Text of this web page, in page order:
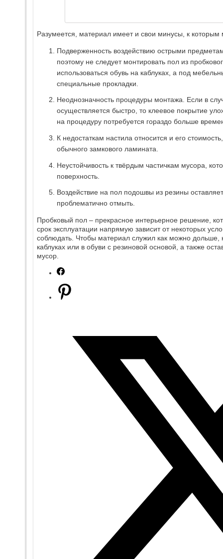
Разумеется, материал имеет и свои минусы, к которым
Подверженность воздействию острыми
поэтому не следует монтировать пол из
использоваться обувь на каблуках, а под
специальные прокладки.
Неоднозначность процедуры монтажа. Если в
осуществляется быстро, то клеевое покрытие
на процедуру потребуется гораздо больше
К недостаткам настила относится и его
обычного замкового ламината.
Неустойчивость к твёрдым частичкам мусора,
поверхность.
Воздействие на пол подошвы из резины
проблематично отмыть.
Пробковый пол – прекрасное интерьерное решение,
срок эксплуатации напрямую зависит от некоторых
соблюдать. Чтобы материал служил как можно дольше,
каблуках или в обуви с резиновой основой, а также
мусор.